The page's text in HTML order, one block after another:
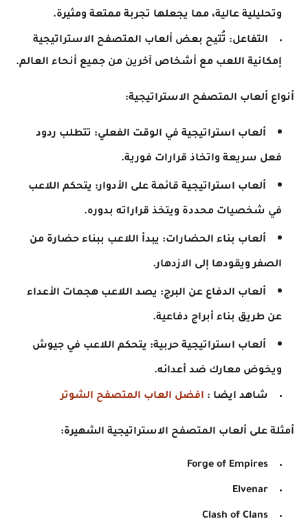
وتحليلية عالية، مما يجعلها تجربة ممتعة ومثيرة.
التفاعل: تُتيح بعض ألعاب المتصفح الاستراتيجية
إمكانية اللعب مع أشخاص آخرين من جميع أنحاء العالم.
أنواع ألعاب المتصفح الاستراتيجية:
ألعاب استراتيجية في الوقت الفعلي: تتطلب ردود
فعل سريعة واتخاذ قرارات فورية.
ألعاب استراتيجية قائمة على الأدوار: يتحكم اللاعب
في شخصيات محددة ويتخذ قراراته بدوره.
ألعاب بناء الحضارات: يبدأ اللاعب ببناء حضارة من
الصفر ويقودها إلى الازدهار.
ألعاب الدفاع عن البرج: يصد اللاعب هجمات الأعداء
عن طريق بناء أبراج دفاعية.
ألعاب استراتيجية حربية: يتحكم اللاعب في جيوش
ويخوض معارك ضد أعدائه.
شاهد ايضا : افضل العاب المتصفح الشوتر
أمثلة على ألعاب المتصفح الاستراتيجية الشهيرة:
Forge of Empires
Elvenar
Clash of Clans